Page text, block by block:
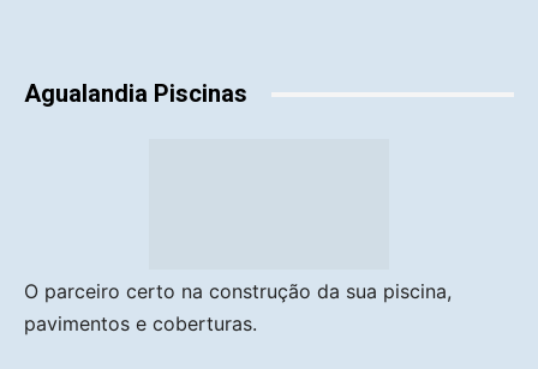
Agualandia Piscinas
O parceiro certo na construção da sua piscina,
pavimentos e coberturas.